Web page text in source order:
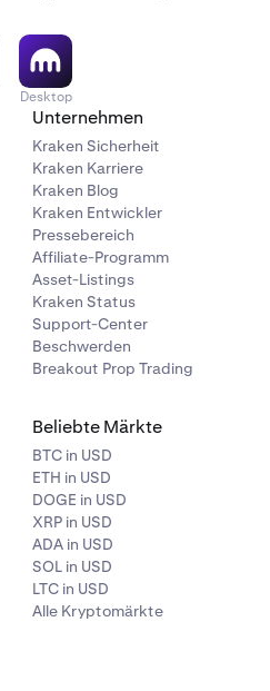
Desktop
Unternehmen
Kraken Sicherheit
Kraken Karriere
Kraken Blog
Kraken Entwickler
Pressebereich
Affiliate-Programm
Asset-Listings
Kraken Status
Support-Center
Beschwerden
Breakout Prop Trading
Beliebte Märkte
BTC in USD
ETH in USD
DOGE in USD
XRP in USD
ADA in USD
SOL in USD
LTC in USD
Alle Kryptomärkte